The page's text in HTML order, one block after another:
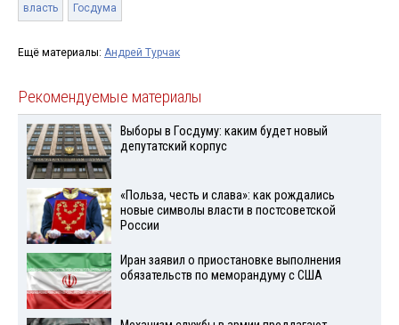
власть Госдума
Ещё материалы: Андрей Турчак
Рекомендуемые материалы
Выборы в Госдуму: каким будет новый
депутатский корпус
«Польза, честь и слава»: как рождались
новые символы власти в постсоветской
России
Иран заявил о приостановке выполнения
обязательств по меморандуму с США